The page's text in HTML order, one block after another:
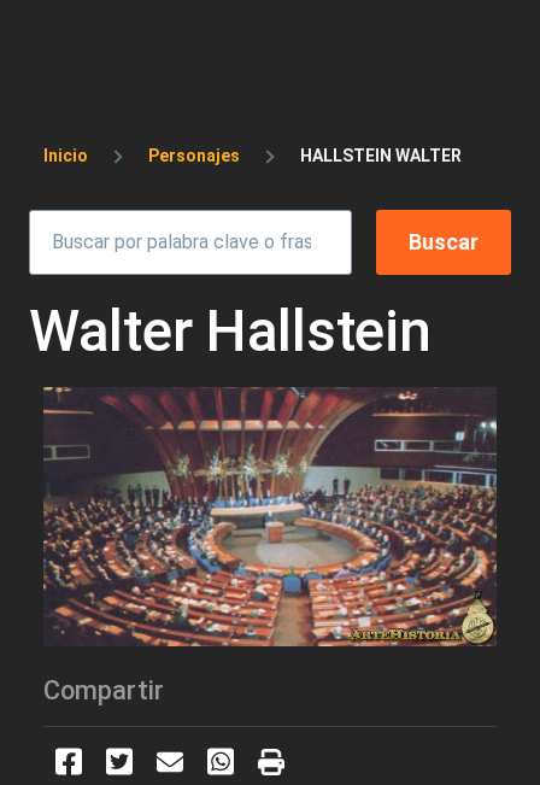
Sobrescribir enlaces de ayuda a la
Inicio Personajes HALLSTEIN WALTER
Walter Hallstein
Compartir